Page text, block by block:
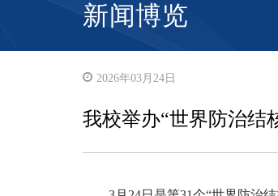
新闻博览
2026年03月24日
我校举办“世界防治结